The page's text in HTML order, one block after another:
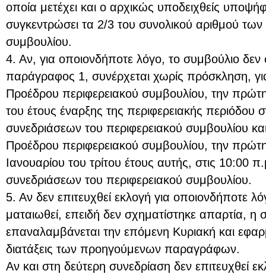
οποία μετέχει και ο αρχικώς υποδειχθείς
συγκεντρώσει τα 2/3 του συνολικού αριθμού
συμβουλίου.
4. Αν, για οποιονδήποτε λόγο, το συμβούλιο δεν
παράγραφος 1, συνέρχεται χωρίς πρόσκληση,
Προέδρου περιφερειακού συμβουλίου, την
του έτους έναρξης της περιφερειακής περιόδου
συνεδριάσεων του περιφερειακού συμβουλίου
Προέδρου περιφερειακού συμβουλίου, την
Ιανουαρίου του τρίτου έτους αυτής, στις 10:00
συνεδριάσεων του περιφερειακού συμβουλίου.
5. Αν δεν επιτευχθεί εκλογή για οποιονδήποτε
ματαιωθεί, επειδή δεν σχηματίστηκε απαρτία, η
επαναλαμβάνεται την επόμενη Κυριακή και
διατάξεις των προηγούμενων παραγράφων.
Αν και στη δεύτερη συνεδρίαση δεν επιτευχθεί